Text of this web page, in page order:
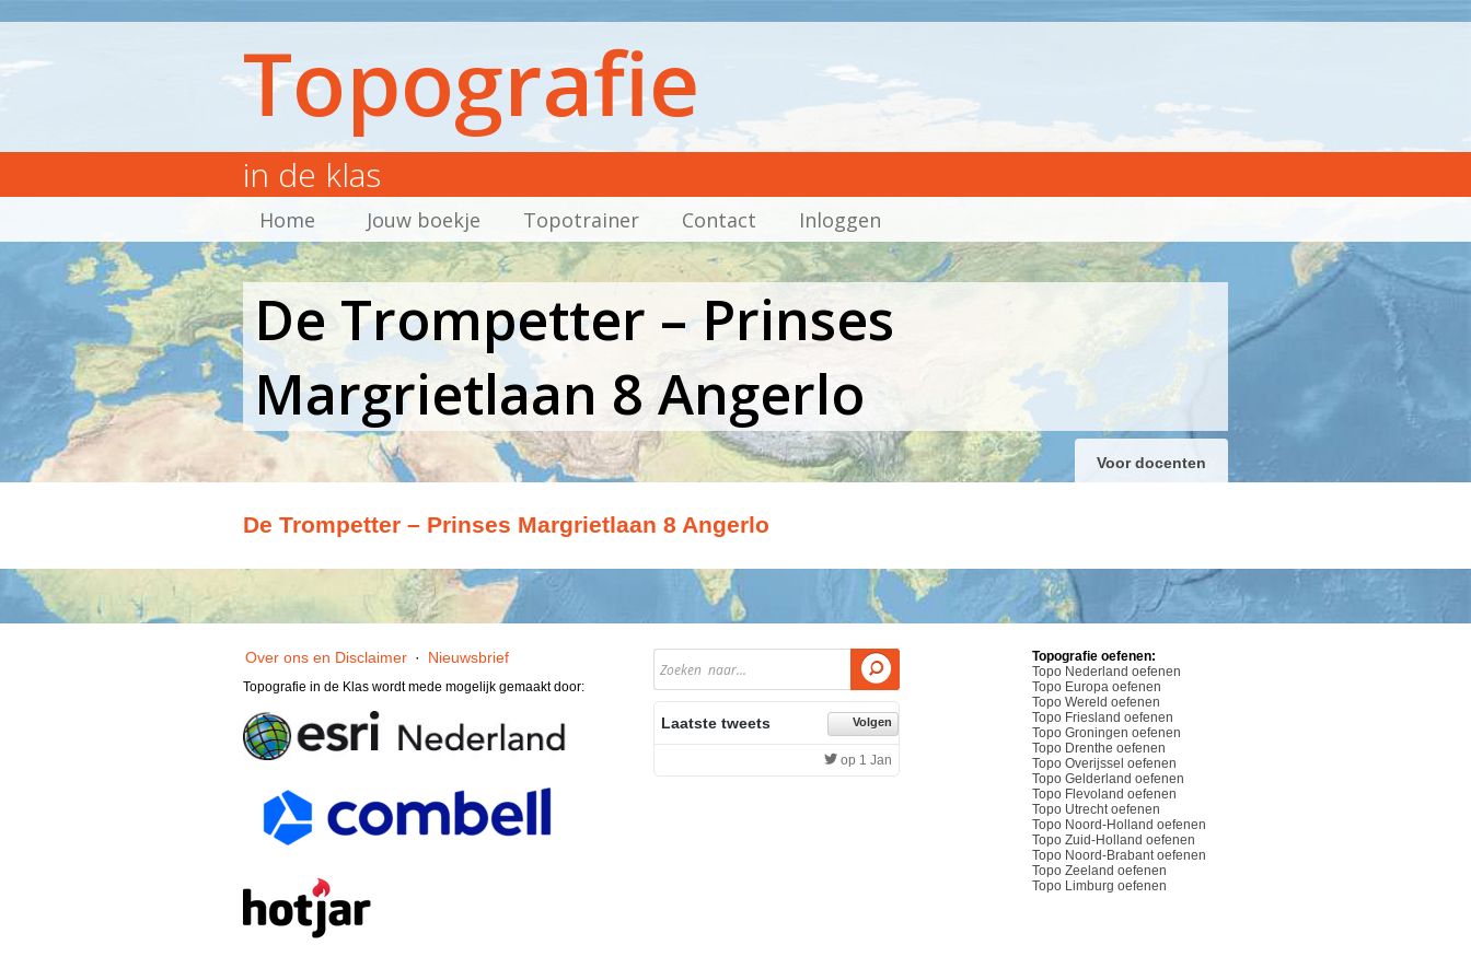
Topografie
in de klas
Home Jouw boekje Topotrainer Contact Inloggen
De Trompetter – Prinses
Margrietlaan 8 Angerlo
Voor docenten
De Trompetter – Prinses Margrietlaan 8 Angerlo
Over ons en Disclaimer · Nieuwsbrief
Topografie in de Klas wordt mede mogelijk gemaakt door:

Laatste tweets Volgen
op 1 Jan
Topografie oefenen:
Topo Nederland oefenen
Topo Europa oefenen
Topo Wereld oefenen
Topo Friesland oefenen
Topo Groningen oefenen
Topo Drenthe oefenen
Topo Overijssel oefenen
Topo Gelderland oefenen
Topo Flevoland oefenen
Topo Utrecht oefenen
Topo Noord-Holland oefenen
Topo Zuid-Holland oefenen
Topo Noord-Brabant oefenen
Topo Zeeland oefenen
Topo Limburg oefenen